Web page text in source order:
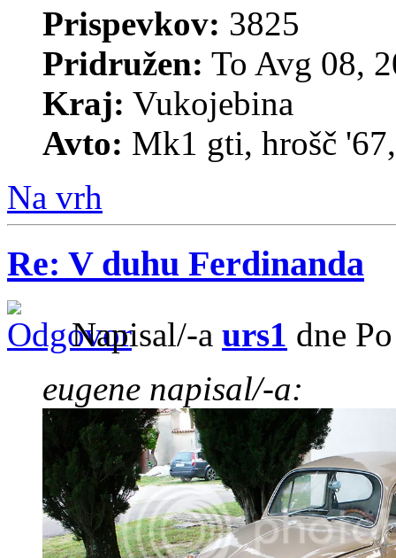
Prispevkov: 3825
Pridružen: To Avg 08,
Kraj: Vukojebina
Avto: Mk1 gti, hrošč
Na vrh
Re: V duhu Ferdinanda
Napisal/-a urs1 dne
eugene napisal/-a: